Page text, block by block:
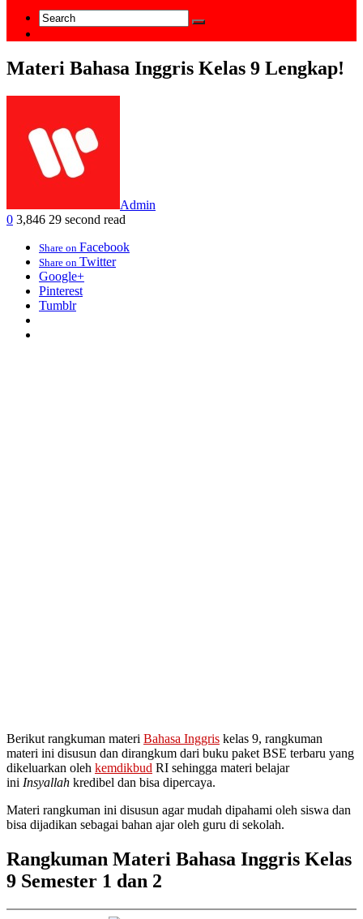
Materi Bahasa Inggris Kelas 9 Lengkap!
Admin
0 3,846 29 second read
Share on Facebook
Share on Twitter
Google+
Pinterest
Tumblr
Berikut rangkuman materi Bahasa Inggris kelas 9, rangkuman
materi ini disusun dan dirangkum dari buku paket BSE terbaru yang
dikeluarkan oleh kemdikbud RI sehingga materi belajar
ini Insyallah kredibel dan bisa dipercaya.
Materi rangkuman ini disusun agar mudah dipahami oleh siswa dan
bisa dijadikan sebagai bahan ajar oleh guru di sekolah.
Rangkuman Materi Bahasa Inggris Kelas
9 Semester 1 dan 2